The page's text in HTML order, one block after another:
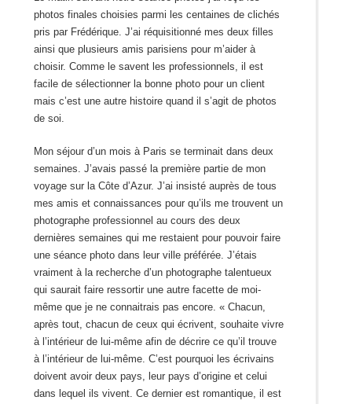
photos finales choisies parmi les centaines de clichés
pris par Frédérique. J’ai réquisitionné mes deux filles
ainsi que plusieurs amis parisiens pour m’aider à
choisir. Comme le savent les professionnels, il est
facile de sélectionner la bonne photo pour un client
mais c’est une autre histoire quand il s’agit de photos
de soi.
Mon séjour d’un mois à Paris se terminait dans deux
semaines. J’avais passé la première partie de mon
voyage sur la Côte d’Azur. J’ai insisté auprès de tous
mes amis et connaissances pour qu’ils me trouvent un
photographe professionnel au cours des deux
dernières semaines qui me restaient pour pouvoir faire
une séance photo dans leur ville préférée. J’étais
vraiment à la recherche d’un photographe talentueux
qui saurait faire ressortir une autre facette de moi-
même que je ne connaitrais pas encore. « Chacun,
après tout, chacun de ceux qui écrivent, souhaite vivre
à l’intérieur de lui-même afin de décrire ce qu’il trouve
à l’intérieur de lui-même. C’est pourquoi les écrivains
doivent avoir deux pays, leur pays d’origine et celui
dans lequel ils vivent. Ce dernier est romantique, il est